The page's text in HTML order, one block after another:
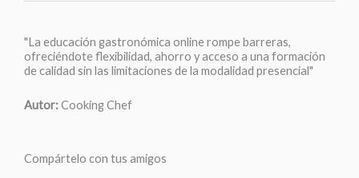
"La educación gastronómica online rompe barreras,
ofreciéndote flexibilidad, ahorro y acceso a una formación
de calidad sin las limitaciones de la modalidad presencial"
Autor:Cooking Chef
Compártelo con tus amigos